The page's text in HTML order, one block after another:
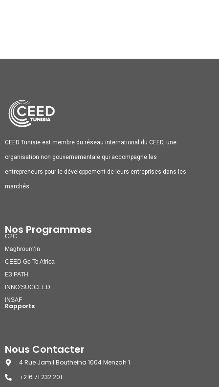
CEED Tunisie est membre du réseau international du CEED, une
organisation non gouvernementale qui accompagne les
entrepreneurs pour le développement de leurs entreprises dans les
marchés .
Nos Programmes
C2C
Maghroum’in
CEED Go To Africa
E3 PATH
INNO’SUCCEED
INSAF
Rapports
Nous Contacter
: 4 Rue Jamil Boutheina 1004 Menzah 1
: +216 71 232 201